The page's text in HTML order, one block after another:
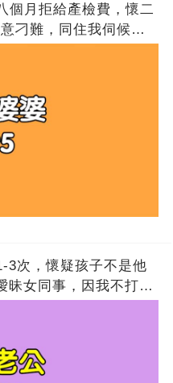
個月拒給產檢費，懷二
刁難，同住我伺候全
次，懷疑孩子不是他
昧女同事，因我不打扮